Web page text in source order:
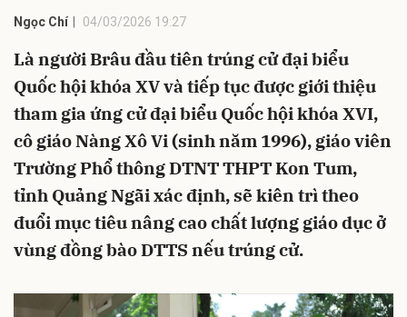
Ngọc Chí 04/03/2026 19:27
Là người Brâu đầu tiên trúng cử đại biểu
Quốc hội khóa XV và tiếp tục được giới thiệu
tham gia ứng cử đại biểu Quốc hội khóa XVI,
cô giáo Nàng Xô Vi (sinh năm 1996), giáo viên
Trường Phổ thông DTNT THPT Kon Tum,
tỉnh Quảng Ngãi xác định, sẽ kiên trì theo
đuổi mục tiêu nâng cao chất lượng giáo dục ở
vùng đồng bào DTTS nếu trúng cử.